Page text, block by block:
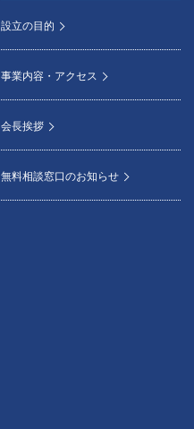
設立の目的
事業内容・アクセス
会長挨拶
無料相談窓口のお知らせ